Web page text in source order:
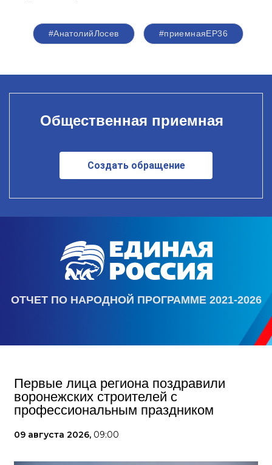
#АнатолийЛосев #приемнаяЕР36
Общественная приемная
Создать обращение
ОТЧЕТ ПО НАРОДНОЙ ПРОГРАММЕ 2021-2026
Первые лица региона поздравили
воронежских строителей с
профессиональным праздником
09 августа 2026, 09:00